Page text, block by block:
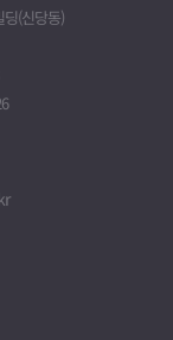
(신당동)